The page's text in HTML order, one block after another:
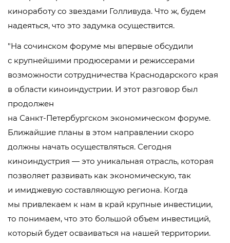
киноработу со звездами Голливуда. Что ж, будем
надеяться, что это задумка осуществится.
На сочинском форуме мы впервые обсудили
с крупнейшими продюсерами и режиссерами
возможности сотрудничества Краснодарского края
в области киноиндустрии. И этот разговор был
продолжен
на Санкт-Петербургском экономическом форуме.
Ближайшие планы в этом направлении скоро
должны начать осуществляться. Сегодня
киноиндустрия — это уникальная отрасль, которая
позволяет развивать как экономическую, так
и имиджевую составляющую региона. Когда
мы привлекаем к нам в край крупные инвестиции,
то понимаем, что это большой объем инвестиций,
который будет осваиваться на нашей территории.